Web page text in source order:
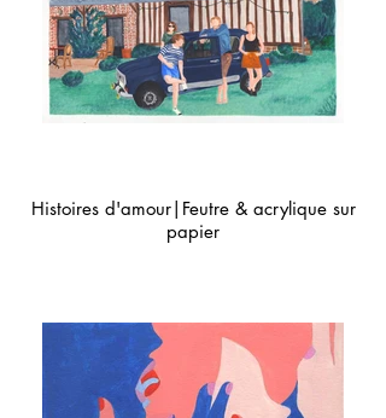
Histoires d'amour|Feutre & acrylique sur
papier